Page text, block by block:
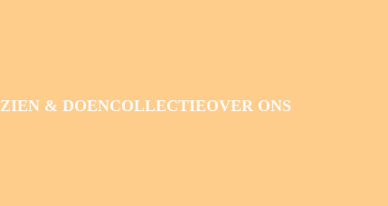
ZIEN & DOENCOLLECTIEOVER ONS